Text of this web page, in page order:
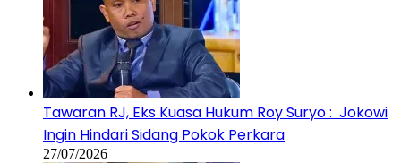
Tawaran RJ, Eks Kuasa Hukum Roy Suryo : Jokowi
Ingin Hindari Sidang Pokok Perkara
27/07/2026